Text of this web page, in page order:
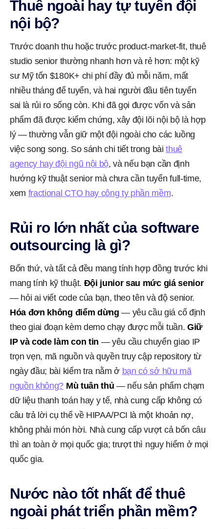
Thuê ngoài hay tự tuyển đội
nội bộ?
Trước doanh thu hoặc trước product-market-fit, thuê
studio senior thường nhanh hơn và rẻ hơn: một kỹ
sư Mỹ tốn $180K+ chi phí đầy đủ mỗi năm, mất
nhiều tháng để tuyển, và hai người đầu tiên tuyển
sai là rủi ro sống còn. Khi đã gọi được vốn và sản
phẩm đã được kiểm chứng, xây đội lõi nội bộ là hợp
lý — thường vẫn giữ một đội ngoài cho các luồng
việc song song. So sánh chi tiết trong bàithuê
agency hay đội ngũ nội bộ, và nếu bạn cần định
hướng kỹ thuật senior mà chưa cần tuyển full-time,
xem fractional CTO hay công ty phần mềm.
Rủi ro lớn nhất của software
outsourcing là gì?
Bốn thứ, và tất cả đều mang tính hợp đồng trước khi
mang tính kỹ thuật. Đội junior sau mức giá senior
— hỏi ai viết code của bạn, theo tên và độ senior.
Hóa đơn không điểm dừng — yêu cầu giá cố định
theo giai đoạn kèm demo chạy được mỗi tuần. Giữ
IP và code làm con tin — yêu cầu chuyển giao IP
trọn vẹn, mã nguồn và quyền truy cập repository từ
ngày đầu; bài kiểm tra nằm ở bạn có sở hữu mã
nguồn không? Mù tuân thủ — nếu sản phẩm chạm
dữ liệu thanh toán hay y tế, nhà cung cấp không có
câu trả lời cụ thể về HIPAA/PCI là một khoản nợ,
không phải món hời. Nhà cung cấp vượt cả bốn câu
thì an toàn ở mọi quốc gia; trượt thì nguy hiểm ở mọi
quốc gia.
Nước nào tốt nhất để thuê
ngoài phát triển phần mềm?